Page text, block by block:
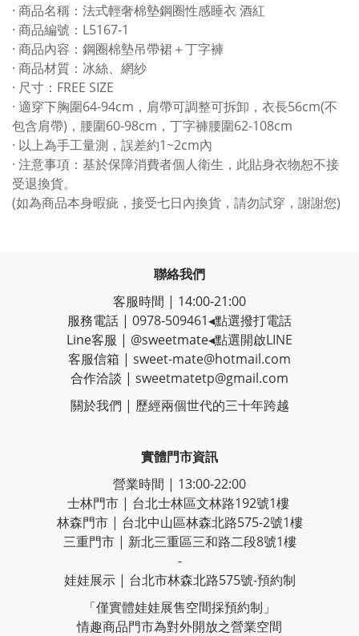
· 商品名稱：法式輕奢棉墊鋼圈性感睡衣 酒紅
· 商品編號：L5167-1
· 商品內容：鋼圈棉墊吊帶裙＋丁字褲
· 商品材質：冰絲、網紗
· 尺寸：FREE SIZE
· 適穿下胸圍64-94cm，肩帶可調整可拆卸，衣長56cm(不
包含肩帶)，腰圍60-98cm，丁字褲腰圍62-108cm
· 以上為手工量測，誤差約1~2cm內
· 注意事項：基於保障消費者個人衛生，此貼身衣物恕不接
受退換貨。
(如為商品本身暇疵，接受七日內換貨，請勿試穿，謝謝您)
聯絡我們
客服時間 | 14:00-21:00
服務電話 | 0978-509461◂點選撥打電話
Line客服 | @sweetmate◂點選開啟LINE
客服信箱 | sweet-mate@hotmail.com
合作洽談 | sweetmatetp@gmail.com
關於我們 | 歷經兩個世代的三十年跨越
實體門市資訊
營業時間 | 13:00-22:00
士林門市 | 台北士林區文林路192號1樓
林森門市 | 台北中山區林森北路575-2號1樓
三重門市 | 新北三重區三和路二段8號1樓
-
娃娃展示 | 台北市林森北路575號-預約制
「僅實體娃娃展售空間採預約制」
情趣商品門市為對外開放之營業空間